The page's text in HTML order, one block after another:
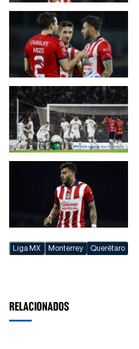
Liga MX Monterrey Querétaro
RELACIONADOS